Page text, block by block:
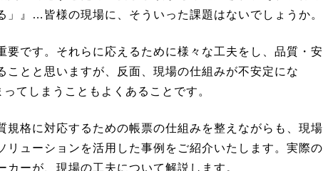
」』…皆様の現場に、そういった課題はないでしょうか。
要です。それらに応えるために様々な工夫をし、品質・安
ことと思いますが、反面、現場の仕組みが不安定にな
ってしまうこともよくあることです。
規格に対応するための帳票の仕組みを整えながらも、現場
リューションを活用した事例をご紹介いたします。実際の
カーが、現場の工夫について解説します。